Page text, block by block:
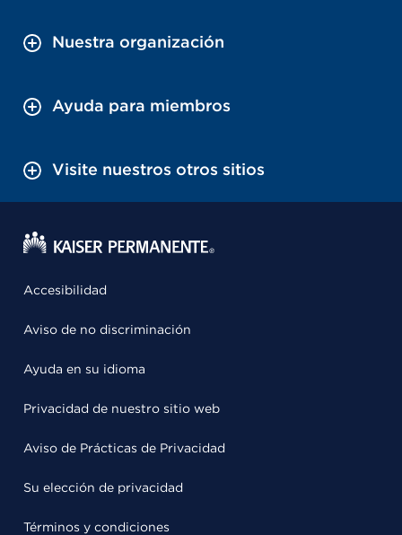
Nuestra organización
Ayuda para miembros
Visite nuestros otros sitios
Accesibilidad
Aviso de no discriminación
Ayuda en su idioma
Privacidad de nuestro sitio web
Aviso de Prácticas de Privacidad
Su elección de privacidad
Términos y condiciones